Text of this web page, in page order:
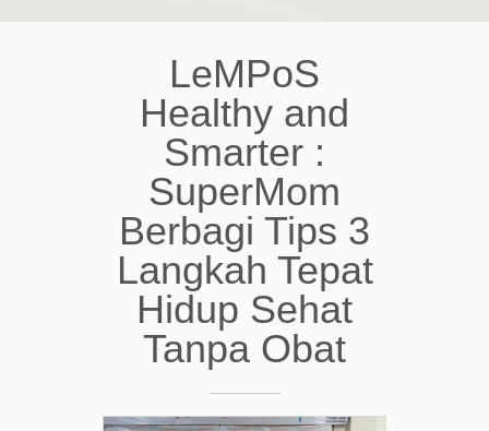
LeMPoS
Healthy and
Smarter :
SuperMom
Berbagi Tips 3
Langkah Tepat
Hidup Sehat
Tanpa Obat